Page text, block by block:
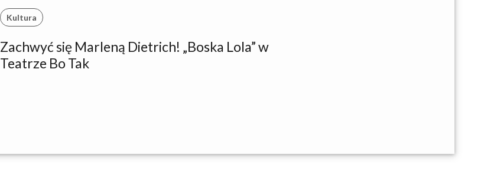
Kultura
Zachwyć się Marleną Dietrich! „Boska Lola” w
Teatrze Bo Tak